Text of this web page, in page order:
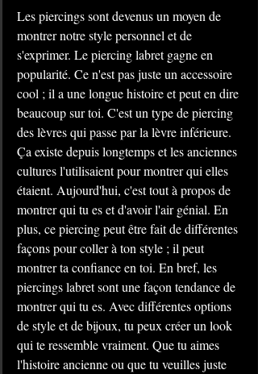
Les piercings sont devenus un moyen de
montrer notre style personnel et de
s'exprimer. Le piercing labret gagne en
popularité. Ce n'est pas juste un accessoire
cool ; il a une longue histoire et peut en dire
beaucoup sur toi. C'est un type de piercing
des lèvres qui passe par la lèvre inférieure.
Ça existe depuis longtemps et les anciennes
cultures l'utilisaient pour montrer qui elles
étaient. Aujourd'hui, c'est tout à propos de
montrer qui tu es et d'avoir l'air génial. En
plus, ce piercing peut être fait de différentes
façons pour coller à ton style ; il peut
montrer ta confiance en toi. En bref, les
piercings labret sont une façon tendance de
montrer qui tu es. Avec différentes options
de style et de bijoux, tu peux créer un look
qui te ressemble vraiment. Que tu aimes
l'histoire ancienne ou que tu veuilles juste